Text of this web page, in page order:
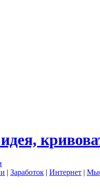
| Заработок | Интернет |